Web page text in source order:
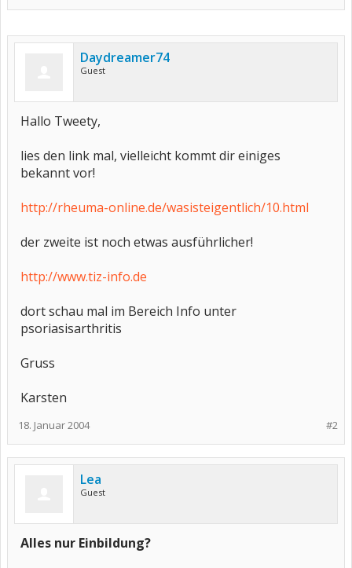
Daydreamer74
Guest
Hallo Tweety,
lies den link mal, vielleicht kommt dir einiges
bekannt vor!
http://rheuma-online.de/wasisteigentlich/10.html
der zweite ist noch etwas ausführlicher!
http://www.tiz-info.de
dort schau mal im Bereich Info unter
psoriasisarthritis
Gruss
Karsten
#2
18. Januar 2004
Lea
Guest
Alles nur Einbildung?